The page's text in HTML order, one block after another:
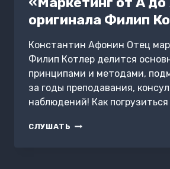
оригинала Филип
Константин Афонин Отец
Филип Котлер делится
принципами и методами,
за годы преподавания,
наблюдений! Как погрузиться
СЛУШАТЬ КРАТКОЕ